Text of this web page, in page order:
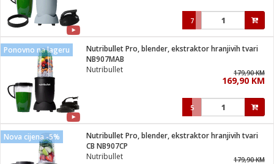
7
Ponovno na lageru
Nutribullet Pro, blender, ekstraktor hranjivih tvari
NB907MAB
Nutribullet
179,90 KM
169,90 KM
5
Nova cijena -5%
Nutribullet Pro, blender, ekstraktor hranjivih tvari
CB NB907CP
Nutribullet
179,90 KM